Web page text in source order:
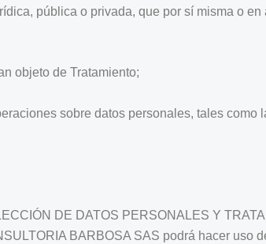
pública o privada, que por sí misma o
objeto de Tratamiento;
sobre datos personales, tales
DE DATOS PERSONALES Y
BARBOSA SAS podrá hacer uso